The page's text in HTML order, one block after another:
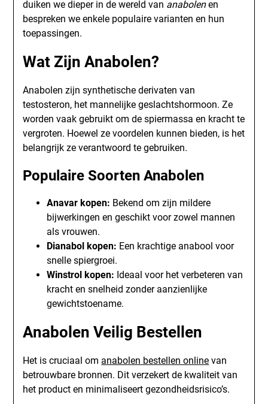
duiken we dieper in de wereld van anabolenen
bespreken we enkele populaire varianten en hun
toepassingen.
Wat Zijn Anabolen?
Anabolen zijn synthetische derivaten van
testosteron, het mannelijke geslachtshormoon. Ze
worden vaak gebruikt om de spiermassa en kracht te
vergroten. Hoewel ze voordelen kunnen bieden, is het
belangrijk ze verantwoord te gebruiken.
Populaire Soorten Anabolen
Anavar kopen: Bekend om zijn mildere
bijwerkingen en geschikt voor zowel mannen
als vrouwen.
Dianabol kopen: Een krachtige anabool voor
snelle spiergroei.
Winstrol kopen: Ideaal voor het verbeteren van
kracht en snelheid zonder aanzienlijke
gewichtstoename.
Anabolen Veilig Bestellen
Het is cruciaal om anabolen bestellen online van
betrouwbare bronnen. Dit verzekert de kwaliteit van
het product en minimaliseert gezondheidsrisico’s.